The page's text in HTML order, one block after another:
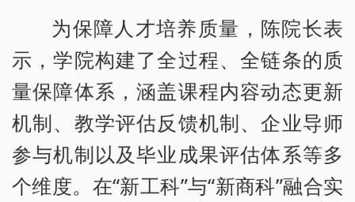
为保障人才培养质量，陈院长表
示，学院构建了全过程、全链条的质
量保障体系，涵盖课程内容动态更新
机制、教学评估反馈机制、企业导师
参与机制以及毕业成果评估体系等多
个维度。在“新工科”与“新商科”融合实